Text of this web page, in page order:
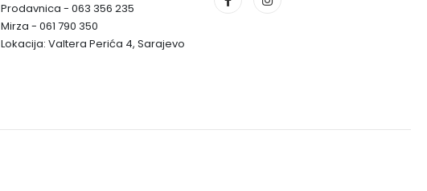
Prodavnica - 063 356 235
Mirza - 061 790 350
Lokacija: Valtera Perića 4, Sarajevo